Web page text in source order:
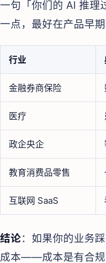
一句「你们的 AI 推理
一点，最好在产品早
行业
金融券商保险
医疗
政企央企
教育消费品零售
互联网 SaaS
结论：如果你的业务
成本——成本是有合规